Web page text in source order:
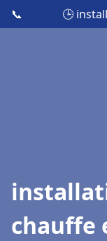
📞 🕒
chauffe